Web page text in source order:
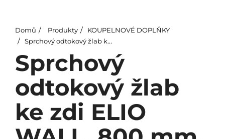
Domů Produkty
KOUPELNOVÉ DOPLŇKY
Sprchový odtokový žlab ke zdi ELIO WALL, 800 mm, nerez
Sprchový
odtokový žlab
ke zdi ELIO